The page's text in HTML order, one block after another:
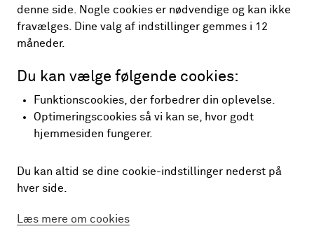
denne side. Nogle cookies er nødvendige og kan ikke
fravælges. Dine valg af indstillinger gemmes i 12
måneder.
Du kan vælge følgende cookies:
Funktionscookies, der forbedrer din oplevelse.
Optimeringscookies så vi kan se, hvor godt
hjemmesiden fungerer.
Du kan altid se dine cookie-indstillinger nederst på
hver side.
Læs mere om cookies